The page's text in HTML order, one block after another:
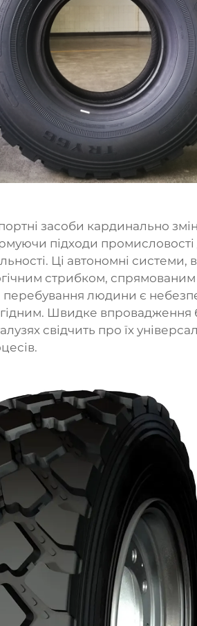
засоби кардинально
підходи
Ці автономні системи,
стрибком,
людини є
Швидке впровадження
свідчить про їх